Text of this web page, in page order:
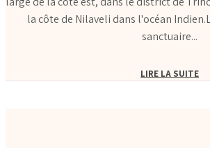
la côte de Nilaveli dans l'océan
sanctuaire...
LIRE LA SUITE